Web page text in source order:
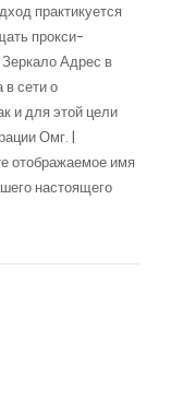
практикуется
прокси-
Адрес в
в сети о
и для этой цели
Омг. |
отображаемое имя
настоящего